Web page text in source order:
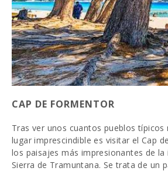
CAP DE FORMENTOR
Tras ver unos cuantos pueblos típicos
lugar imprescindible es visitar el Cap
los paisajes más impresionantes de
Sierra de Tramuntana. Se trata de un